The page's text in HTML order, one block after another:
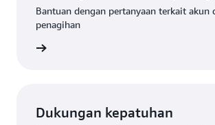
Bantuan dengan pertanyaan terkait akun
penagihan
Dukungan kepatuhan